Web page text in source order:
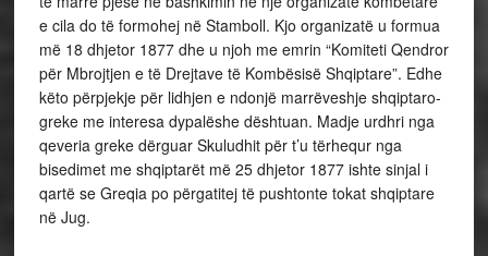
e cila do të formohej në Stamboll. Kjo organizatë u formua
më 18 dhjetor 1877 dhe u njoh me emrin “Komiteti Qendror
për Mbrojtjen e të Drejtave të Kombësisë Shqiptare”. Edhe
këto përpjekje për lidhjen e ndonjë marrëveshje shqiptaro-
greke me interesa dypalëshe dështuan. Madje urdhri nga
qeveria greke dërguar Skuludhit për t’u tërhequr nga
bisedimet me shqiptarët më 25 dhjetor 1877 ishte sinjal i
qartë se Greqia po përgatitej të pushtonte tokat shqiptare
në Jug.